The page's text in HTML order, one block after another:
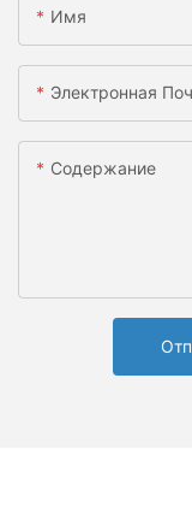
Имя
Электронная
Содержание